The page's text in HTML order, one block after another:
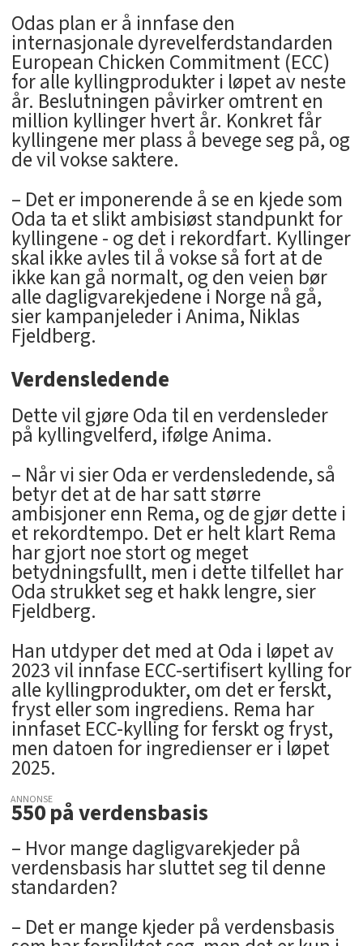
Odas plan er å innfase den
internasjonale dyrevelferdstandarden
European Chicken Commitment (ECC)
for alle kyllingprodukter i løpet av neste
år. Beslutningen påvirker omtrent en
million kyllinger hvert år. Konkret får
kyllingene mer plass å bevege seg på, og
de vil vokse saktere.
– Det er imponerende å se en kjede som
Oda ta et slikt ambisiøst standpunkt for
kyllingene - og det i rekordfart. Kyllinger
skal ikke avles til å vokse så fort at de
ikke kan gå normalt, og den veien bør
alle dagligvarekjedene i Norge nå gå,
sier kampanjeleder i Anima, Niklas
Fjeldberg.
Verdensledende
Dette vil gjøre Oda til en verdensleder
på kyllingvelferd, ifølge Anima.
– Når vi sier Oda er verdensledende, så
betyr det at de har satt større
ambisjoner enn Rema, og de gjør dette i
et rekordtempo. Det er helt klart Rema
har gjort noe stort og meget
betydningsfullt, men i dette tilfellet har
Oda strukket seg et hakk lengre, sier
Fjeldberg.
Han utdyper det med at Oda i løpet av
2023 vil innfase ECC-sertifisert kylling for
alle kyllingprodukter, om det er ferskt,
fryst eller som ingrediens. Rema har
innfaset ECC-kylling for ferskt og fryst,
men datoen for ingredienser er i løpet
2025.
ANNONSE
550 på verdensbasis
– Hvor mange dagligvarekjeder på
verdensbasis har sluttet seg til denne
standarden?
– Det er mange kjeder på verdensbasis